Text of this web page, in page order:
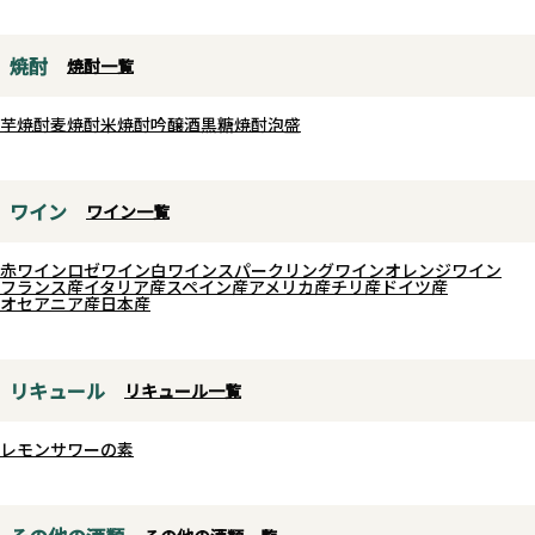
甘やかな余韻が広がり、日本の食
が魅力的な一本です。
いのコントラストもぜひお楽しみ
焼酎 焼酎一覧
芋焼酎麦焼酎米焼酎吟醸酒黒糖焼酎泡盛
ワイン ワイン一覧
赤ワインロゼワイン白ワインスパークリングワインオレンジワイン
フランス産イタリア産スペイン産アメリカ産チリ産 ドイツ産
オセアニア産日本産
リキュール リキュール一覧
レモンサワーの素